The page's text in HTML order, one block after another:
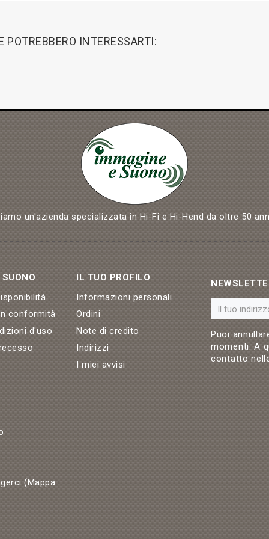
POTREBBERO INTERESSARTI:
un'azienda specializzata in Hi-Fi e Hi-Hend da oltre 50
conformità
d'uso
(Mappa
IL TUO PROFILO
Informazioni personali
Ordini
Note di credito
Indirizzi
I miei avvisi
Puoi
momenti. A
contatto